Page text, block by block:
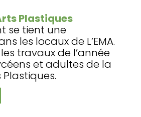
Plastiques
se tient une
les locaux de L’EMA.
travaux de l’année
et adultes de la
Plastiques.